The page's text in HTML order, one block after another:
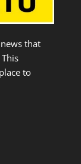
that
to